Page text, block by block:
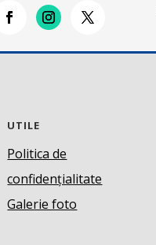
UTILE
Politica de
confidențialitate
Galerie foto